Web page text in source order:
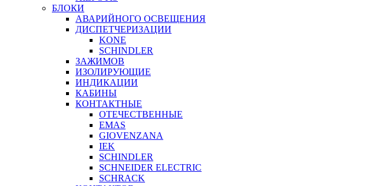
БЛОКИ
АВАРИЙНОГО ОСВЕЩЕНИЯ
ДИСПЕТЧЕРИЗАЦИИ
KONE
SCHINDLER
ЗАЖИМОВ
ИЗОЛИРУЮЩИЕ
ИНДИКАЦИИ
КАБИНЫ
КОНТАКТНЫЕ
ОТЕЧЕСТВЕННЫЕ
EMAS
GIOVENZANA
IEK
SCHINDLER
SCHNEIDER ELECTRIC
SCHRACK